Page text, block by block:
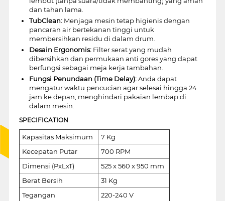
dan tahan lama.
TubClean:Menjaga mesin tetap higienis dengan
pancaran air bertekanan tinggi untuk
membersihkan residu di dalam drum.
Desain Ergonomis:Filter serat yang mudah
dibersihkan dan permukaan anti gores yang dapat
berfungsi sebagai meja kerja tambahan.
Fungsi Penundaan (Time Delay):Anda dapat
mengatur waktu pencucian agar selesai hingga 24
jam ke depan, menghindari pakaian lembap di
dalam mesin.
SPECIFICATION
Kapasitas Maksimum
7 Kg
Kecepatan Putar
700 RPM
Dimensi (PxLxT)
525 x 560 x 950 mm
Berat Bersih
31 Kg
Tegangan
220-240 V